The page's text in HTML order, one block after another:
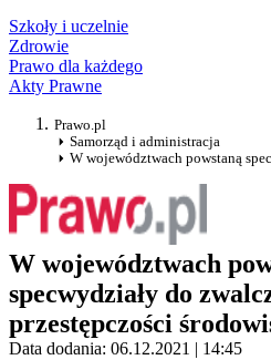
Szkoły i uczelnie
Zdrowie
Prawo dla każdego
Akty Prawne
Prawo.pl
Samorząd i administracja
W województwach powstaną
W województwach
specwydziały do
przestępczości
Data dodania: 06.12.2021 | 14:45